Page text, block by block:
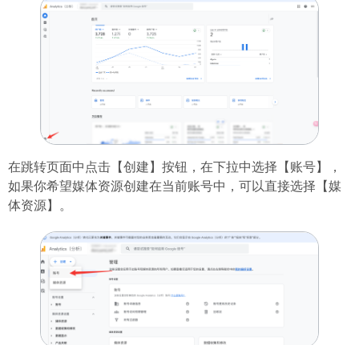
在跳转页面中点击【创建】按钮，在下拉中选择【账号】，
如果你希望媒体资源创建在当前账号中，可以直接选择【媒
体资源】。